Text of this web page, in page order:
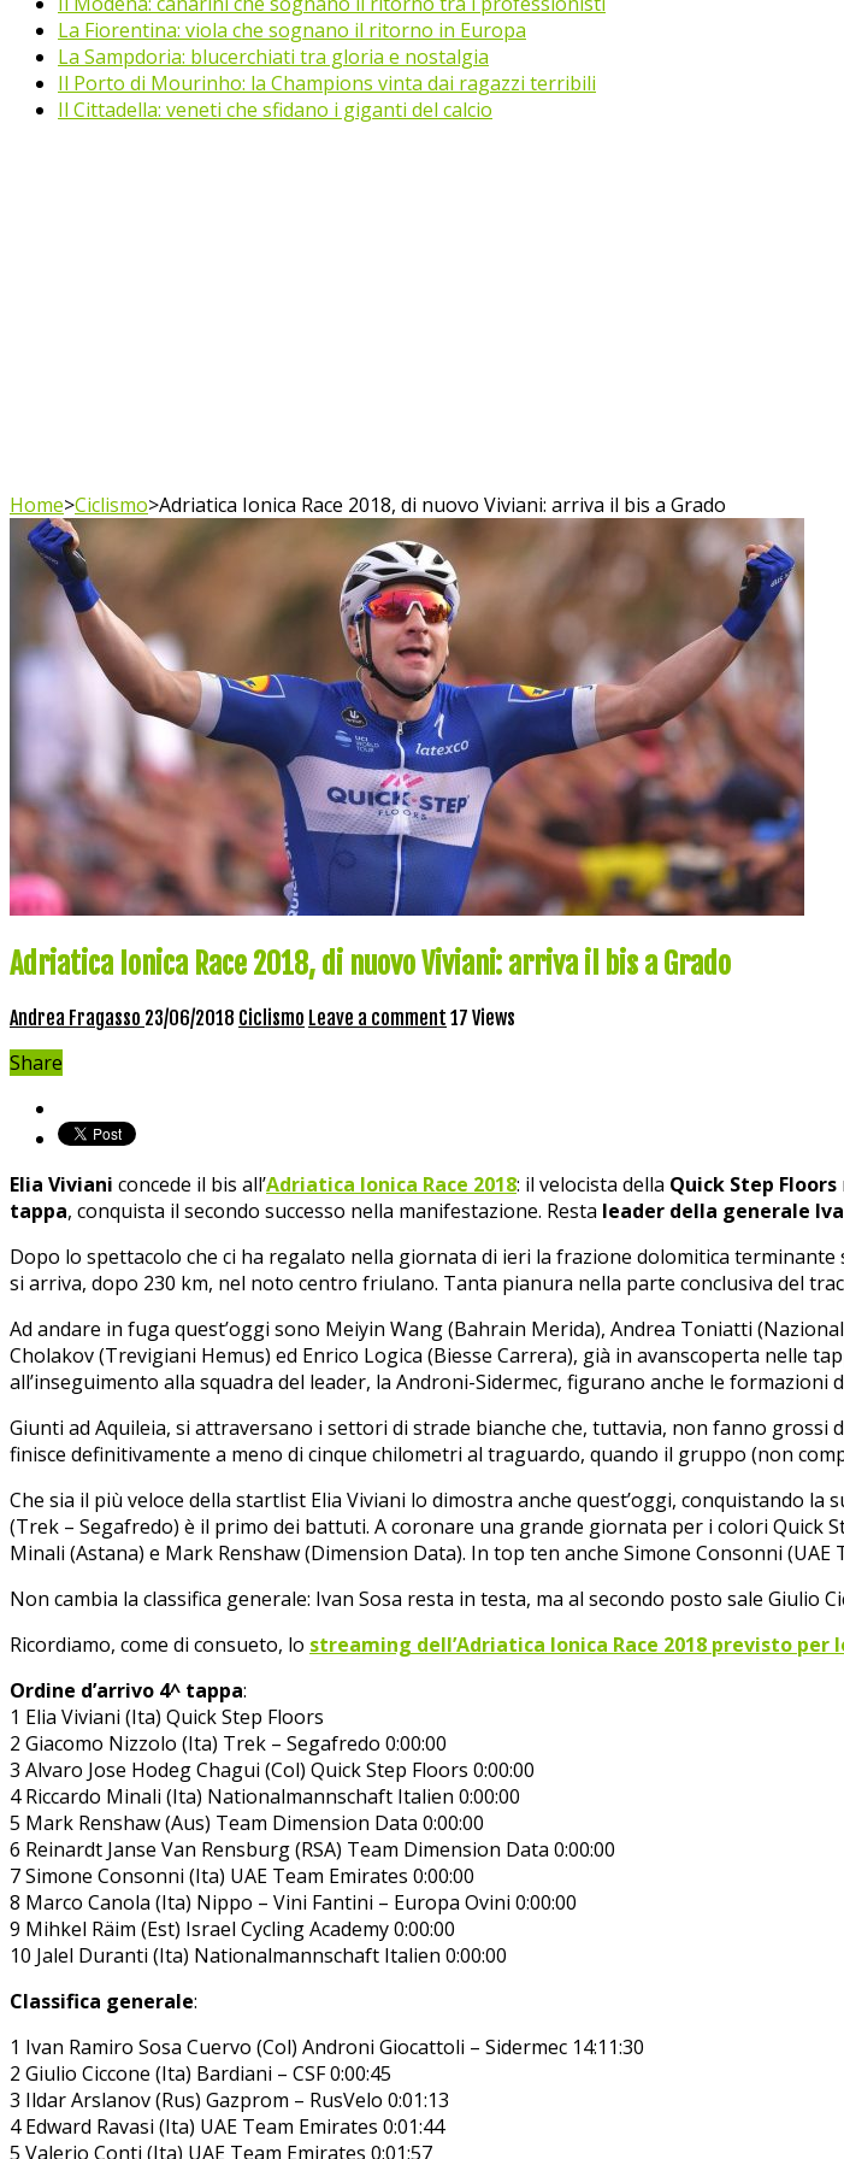
La Fiorentina: viola che sognano il ritorno in Europa
La Sampdoria: blucerchiati tra gloria e nostalgia
Il Porto di Mourinho: la Champions vinta dai ragazzi terribili
Il Cittadella: veneti che sfidano i giganti del calcio
Home>Ciclismo>Adriatica Ionica Race 2018, di nuovo Viviani: arriva il bis a Grado
Adriatica Ionica Race 2018, di nuovo Viviani: arriva il bis a Grado
Andrea Fragasso 23/06/2018 Ciclismo Leave a comment 17 Views
Share
Elia Viviani concede il bis all’Adriatica Ionica Race 2018: il velocista della Quick Step Floors
tappa, conquista il secondo successo nella manifestazione. Resta leader della generale
Dopo lo spettacolo che ci ha regalato nella giornata di ieri la frazione dolomitica terminante
si arriva, dopo 230 km, nel noto centro friulano. Tanta pianura nella parte conclusiva del
Ad andare in fuga quest’oggi sono Meiyin Wang (Bahrain Merida), Andrea Toniatti
Cholakov (Trevigiani Hemus) ed Enrico Logica (Biesse Carrera), già in avanscoperta nelle
all’inseguimento alla squadra del leader, la Androni-Sidermec, figurano anche le formazioni
Giunti ad Aquileia, si attraversano i settori di strade bianche che, tuttavia, non fanno
finisce definitivamente a meno di cinque chilometri al traguardo, quando il gruppo (non
Che sia il più veloce della startlist Elia Viviani lo dimostra anche quest’oggi, conquistando
(Trek – Segafredo) è il primo dei battuti. A coronare una grande giornata per i colori Quick
Minali (Astana) e Mark Renshaw (Dimension Data). In top ten anche Simone Consonni
Non cambia la classifica generale: Ivan Sosa resta in testa, ma al secondo posto sale Giulio
Ricordiamo, come di consueto, lo streaming dell’Adriatica Ionica Race 2018 previsto per
Ordine d’arrivo 4^ tappa:
1 Elia Viviani (Ita) Quick Step Floors
2 Giacomo Nizzolo (Ita) Trek – Segafredo 0:00:00
3 Alvaro Jose Hodeg Chagui (Col) Quick Step Floors 0:00:00
4 Riccardo Minali (Ita) Nationalmannschaft Italien 0:00:00
5 Mark Renshaw (Aus) Team Dimension Data 0:00:00
6 Reinardt Janse Van Rensburg (RSA) Team Dimension Data 0:00:00
7 Simone Consonni (Ita) UAE Team Emirates 0:00:00
8 Marco Canola (Ita) Nippo – Vini Fantini – Europa Ovini 0:00:00
9 Mihkel Räim (Est) Israel Cycling Academy 0:00:00
10 Jalel Duranti (Ita) Nationalmannschaft Italien 0:00:00
Classifica generale:
1 Ivan Ramiro Sosa Cuervo (Col) Androni Giocattoli – Sidermec 14:11:30
2 Giulio Ciccone (Ita) Bardiani – CSF 0:00:45
3 Ildar Arslanov (Rus) Gazprom – RusVelo 0:01:13
4 Edward Ravasi (Ita) UAE Team Emirates 0:01:44
5 Valerio Conti (Ita) UAE Team Emirates 0:01:57